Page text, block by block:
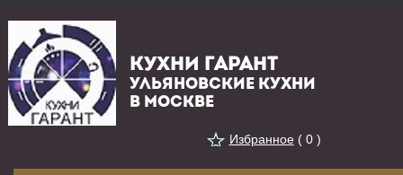
КУХНИ ГАРАНТ
УЛЬЯНОВСКИЕ КУХНИ
В МОСКВЕ
Избранное( 0 )